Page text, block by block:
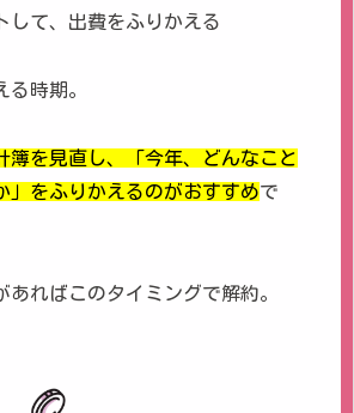
して、出費をふりかえる
る時期。
簿を見直し、「今年、どんなこと
」をふりかえるのがおすすめで
あればこのタイミングで解約。